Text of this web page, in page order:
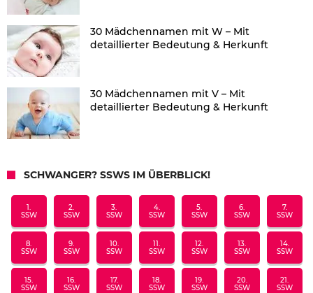
30 Mädchennamen mit W – Mit
detaillierter Bedeutung & Herkunft
30 Mädchennamen mit V – Mit
detaillierter Bedeutung & Herkunft
SCHWANGER? SSWS IM ÜBERBLICK!
1.
SSW
2.
SSW
3.
SSW
4.
SSW
5.
SSW
6.
SSW
7.
SSW
8.
SSW
9.
SSW
10.
SSW
11.
SSW
12.
SSW
13.
SSW
14.
SSW
15.
SSW
16.
SSW
17.
SSW
18.
SSW
19.
SSW
20.
SSW
21.
SSW